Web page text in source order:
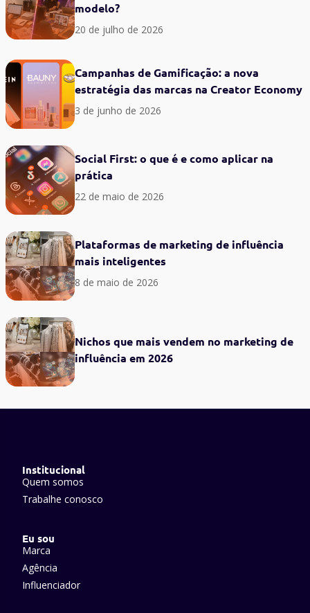
modelo?
20 de julho de 2026
Campanhas de Gamificação: a nova
estratégia das marcas na Creator Economy
3 de junho de 2026
Social First: o que é e como aplicar na
prática
22 de maio de 2026
Plataformas de marketing de influência
mais inteligentes
8 de maio de 2026
Nichos que mais vendem no marketing de
influência em 2026
Institucional
Quem somos
Trabalhe conosco
Eu sou
Marca
Agência
Influenciador